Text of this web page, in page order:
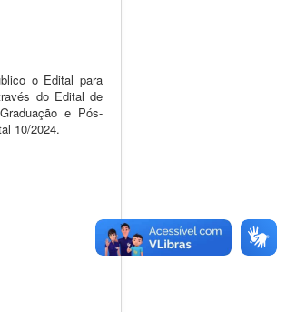
o Edital para
do Edital de
e Pós-
10/2024.